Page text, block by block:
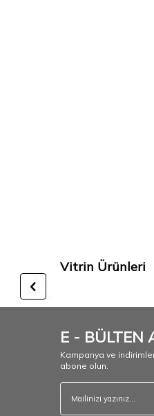
Vitrin Ürünleri
E - BÜLTEN
Kampanya ve
abone olun.